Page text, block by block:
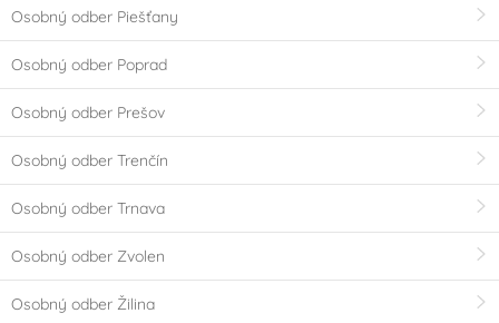
Osobný odber Piešťany
Osobný odber Poprad
Osobný odber Prešov
Osobný odber Trenčín
Osobný odber Trnava
Osobný odber Zvolen
Osobný odber Žilina